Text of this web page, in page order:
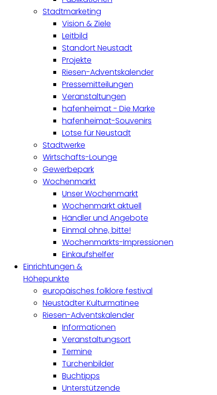
Stadtmarketing
Vision & Ziele
Leitbild
Standort Neustadt
Projekte
Riesen-Adventskalender
Pressemitteilungen
Veranstaltungen
hafenheimat - Die Marke
hafenheimat-Souvenirs
Lotse für Neustadt
Stadtwerke
Wirtschafts-Lounge
Gewerbepark
Wochenmarkt
Unser Wochenmarkt
Wochenmarkt aktuell
Händler und Angebote
Einmal ohne, bitte!
Wochenmarkts-Impressionen
Einkaufshelfer
Einrichtungen &
Höhepunkte
europäisches folklore festival
Neustädter Kulturmatinee
Riesen-Adventskalender
Informationen
Veranstaltungsort
Termine
Türchenbilder
Buchtipps
Unterstützende